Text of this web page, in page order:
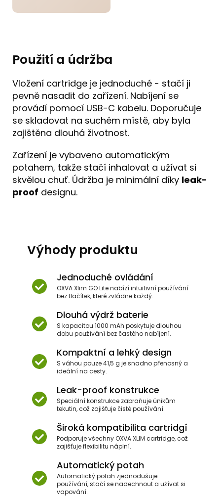
Použití a údržba
Vložení cartridge je jednoduché - stačí ji
pevně nasadit do zařízení. Nabíjení se
provádí pomocí USB-C kabelu. Doporučuje
se skladovat na suchém místě, aby byla
zajištěna dlouhá životnost.
Zařízení je vybaveno automatickým
potahem, takže stačí inhalovat a užívat si
skvělou chuť. Údržba je minimální díky leak-
proof designu.
Výhody produktu
Jednoduché ovládání
OXVA Xlim GO Lite nabízí intuitivní používání
bez tlačítek, které zvládne každý.
Dlouhá výdrž baterie
S kapacitou 1000 mAh poskytuje dlouhou
dobu používání bez častého nabíjení.
Kompaktní a lehký design
S váhou pouze 41,5 g je snadno přenosný a
ideální na cesty.
Leak-proof konstrukce
Speciální konstrukce zabraňuje únikům
tekutin, což zajišťuje čisté používání.
Široká kompatibilita cartridgí
Podporuje všechny OXVA XLIM cartridge, což
zajišťuje flexibilitu náplní.
Automatický potah
Automatický potah zjednodušuje
používání, stačí se nadechnout a užívat si
vapování.